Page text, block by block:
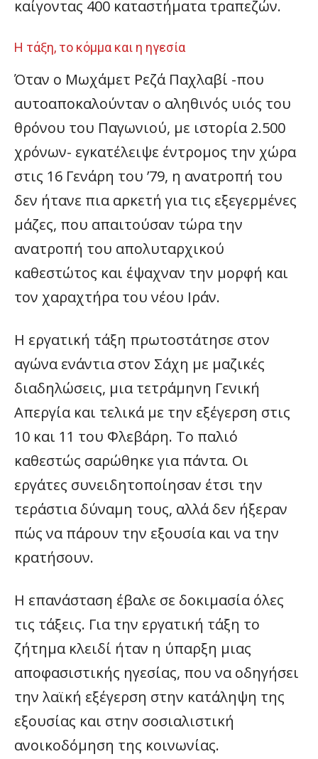
καίγοντας 400 καταστήματα τραπεζών.
H τάξη, το κόμμα και η ηγεσία
Όταν ο Μωχάμετ Ρεζά Παχλαβί -που
αυτοαποκαλούνταν ο αληθινός υιός του
θρόνου του Παγωνιού, με ιστορία 2.500
χρόνων- εγκατέλειψε έντρομος την χώρα
στις 16 Γενάρη του ’79, η ανατροπή του
δεν ήτανε πια αρκετή για τις εξεγερμένες
μάζες, που απαιτούσαν τώρα την
ανατροπή του απολυταρχικού
καθεστώτος και έψαχναν την μορφή και
τον χαραχτήρα του νέου Ιράν.
Η εργατική τάξη πρωτοστάτησε στον
αγώνα ενάντια στον Σάχη με μαζικές
διαδηλώσεις, μια τετράμηνη Γενική
Απεργία και τελικά με την εξέγερση στις
10 και 11 του Φλεβάρη. Το παλιό
καθεστώς σαρώθηκε για πάντα. Οι
εργάτες συνειδητοποίησαν έτσι την
τεράστια δύναμη τους, αλλά δεν ήξεραν
πώς να πάρουν την εξουσία και να την
κρατήσουν.
Η επανάσταση έβαλε σε δοκιμασία όλες
τις τάξεις. Για την εργατική τάξη το
ζήτημα κλειδί ήταν η ύπαρξη μιας
αποφασιστικής ηγεσίας, που να οδηγήσει
την λαϊκή εξέγερση στην κατάληψη της
εξουσίας και στην σοσιαλιστική
ανοικοδόμηση της κοινωνίας.